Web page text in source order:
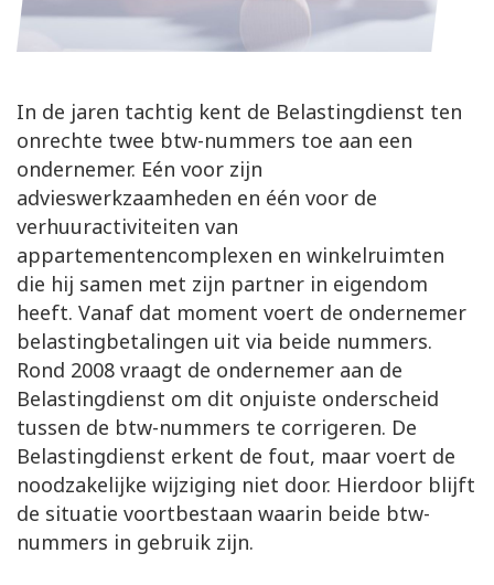
In de jaren tachtig kent de Belastingdienst ten
onrechte twee btw-nummers toe aan een
ondernemer. Eén voor zijn
advieswerkzaamheden en één voor de
verhuuractiviteiten van
appartementencomplexen en winkelruimten
die hij samen met zijn partner in eigendom
heeft. Vanaf dat moment voert de ondernemer
belastingbetalingen uit via beide nummers.
Rond 2008 vraagt de ondernemer aan de
Belastingdienst om dit onjuiste onderscheid
tussen de btw-nummers te corrigeren. De
Belastingdienst erkent de fout, maar voert de
noodzakelijke wijziging niet door. Hierdoor blijft
de situatie voortbestaan waarin beide btw-
nummers in gebruik zijn.